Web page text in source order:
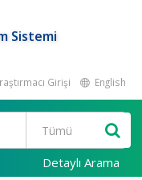
Sistemi
Girişi English
Detaylı Arama